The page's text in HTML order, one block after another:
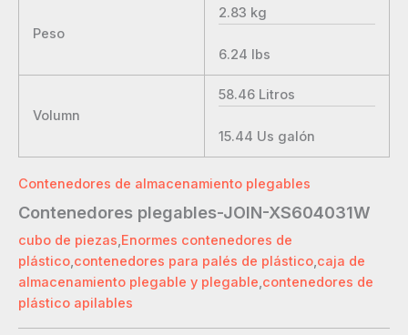
Peso
2.83 kg
6.24 lbs
Volumn
58.46 Litros
15.44 Us galón
Contenedores de almacenamiento plegables
Contenedores plegables-JOIN-XS604031W
cubo de piezas,Enormes contenedores de
plástico,contenedores para palés de plástico,caja de
almacenamiento plegable y plegable,contenedores de
plástico apilables